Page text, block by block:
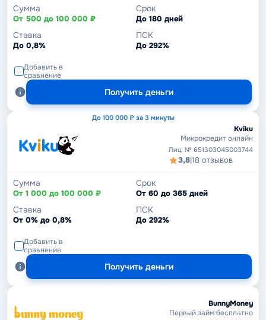
Сумма
От 500 до 100 000 ₽
Срок
До 180 дней
Ставка
До 0,8%
ПСК
До 292%
Добавить в
сравнение
Получить деньги
До 100 000 ₽ за 3 минуты
Kviku
Микрокредит онлайн
Лиц. № 651303045003744
3,8|18 отзывов
Сумма
От 1 000 до 100 000 ₽
Срок
От 60 до 365 дней
Ставка
От 0% до 0,8%
ПСК
До 292%
Добавить в
сравнение
Получить деньги
BunnyMoney
Первый займ бесплатно